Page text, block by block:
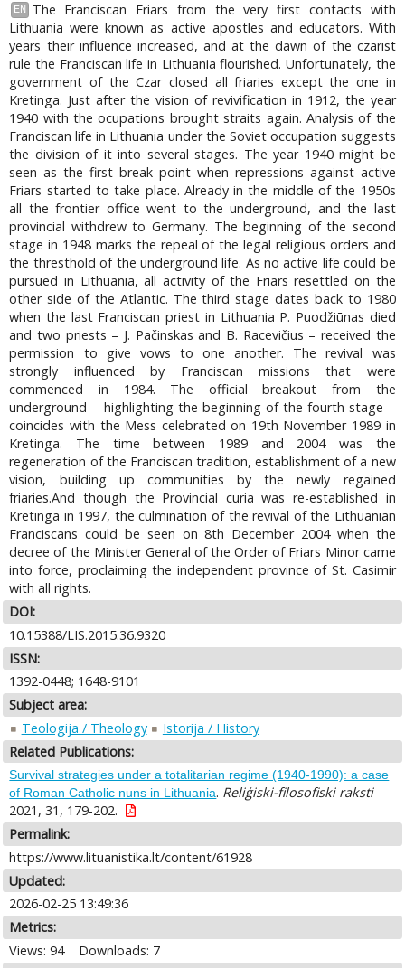
EN
The Franciscan Friars from the very first contacts with
Lithuania were known as active apostles and educators. With
years their influence increased, and at the dawn of the czarist
rule the Franciscan life in Lithuania flourished. Unfortunately, the
government of the Czar closed all friaries except the one in
Kretinga. Just after the vision of revivification in 1912, the year
1940 with the ocupations brought straits again. Analysis of the
Franciscan life in Lithuania under the Soviet occupation suggests
the division of it into several stages. The year 1940 might be
seen as the first break point when repressions against active
Friars started to take place. Already in the middle of the 1950s
all the frontier office went to the underground, and the last
provincial withdrew to Germany. The beginning of the second
stage in 1948 marks the repeal of the legal religious orders and
the thresthold of the underground life. As no active life could be
pursued in Lithuania, all activity of the Friars resettled on the
other side of the Atlantic. The third stage dates back to 1980
when the last Franciscan priest in Lithuania P. Puodžiūnas died
and two priests – J. Pačinskas and B. Racevičius – received the
permission to give vows to one another. The revival was
strongly influenced by Franciscan missions that were
commenced in 1984. The official breakout from the
underground – highlighting the beginning of the fourth stage –
coincides with the Mess celebrated on 19th November 1989 in
Kretinga. The time between 1989 and 2004 was the
regeneration of the Franciscan tradition, establishment of a new
vision, building up communities by the newly regained
friaries.And though the Provincial curia was re-established in
Kretinga in 1997, the culmination of the revival of the Lithuanian
Franciscans could be seen on 8th December 2004 when the
decree of the Minister General of the Order of Friars Minor came
into force, proclaiming the independent province of St. Casimir
with all rights.
DOI:
10.15388/LIS.2015.36.9320
ISSN:
1392-0448; 1648-9101
Subject area:
Teologija / Theology
Istorija / History
Related Publications:
Survival strategies under a totalitarian regime (1940-1990): a case
of Roman Catholic nuns in Lithuania. Reliģiski-filosofiski raksti
2021, 31, 179-202.
Permalink:
https://www.lituanistika.lt/content/61928
Updated:
2026-02-25 13:49:36
Metrics:
Views: 94
Downloads: 7